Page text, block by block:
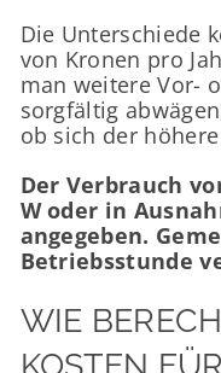
Die Unterschiede
von Kronen pro
man weitere Vor-
sorgfältig
ob sich der
Der Verbrauch
W oder in
angegeben.
Betriebsstunde
WIE
KOSTEN